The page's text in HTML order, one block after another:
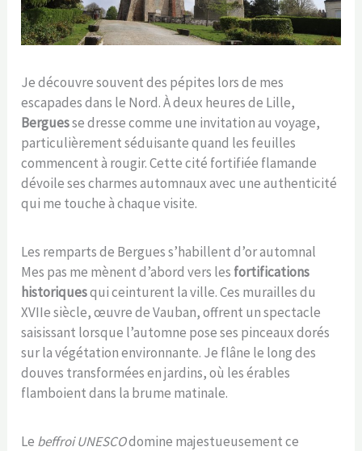
Je découvre souvent des pépites lors de mes
escapades dans le Nord. À deux heures de Lille,
Berguesse dresse comme une invitation au voyage,
particulièrement séduisante quand les feuilles
commencent à rougir. Cette cité fortifiée flamande
dévoile ses charmes automnaux avec une authenticité
qui me touche à chaque visite.
Les remparts de Bergues s’habillent d’or automnal
Mes pas me mènent d’abord vers les fortifications
historiquesqui ceinturent la ville. Ces murailles du
XVIIe siècle, œuvre de Vauban, offrent un spectacle
saisissant lorsque l’automne pose ses pinceaux dorés
sur la végétation environnante. Je flâne le long des
douves transformées en jardins, où les érables
flamboient dans la brume matinale.
Le beffroi UNESCOdomine majestueusement ce